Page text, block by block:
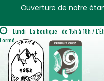
Ouverture de notre
Lundi : La boutique : de 15h à 18h /
Fermé
Panneau de gestion des